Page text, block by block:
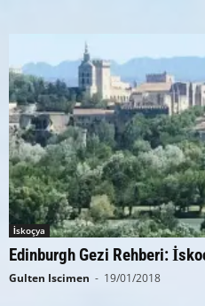
İskoçya
Edinburgh Gezi Rehberi:
Gulten Iscimen - 19/01/2018